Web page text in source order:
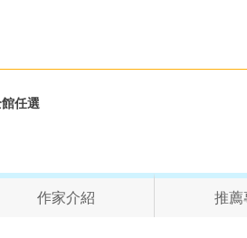
任選
作家介紹 推薦